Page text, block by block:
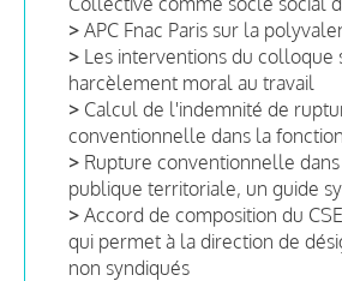
> APC Fnac Paris sur la
> Les interventions du colloque
harcèlement moral au travail
> Calcul de l'indemnité de
conventionnelle dans la
> Rupture conventionnelle
publique territoriale, un guide
> Accord de composition du
qui permet à la direction de
non syndiqués